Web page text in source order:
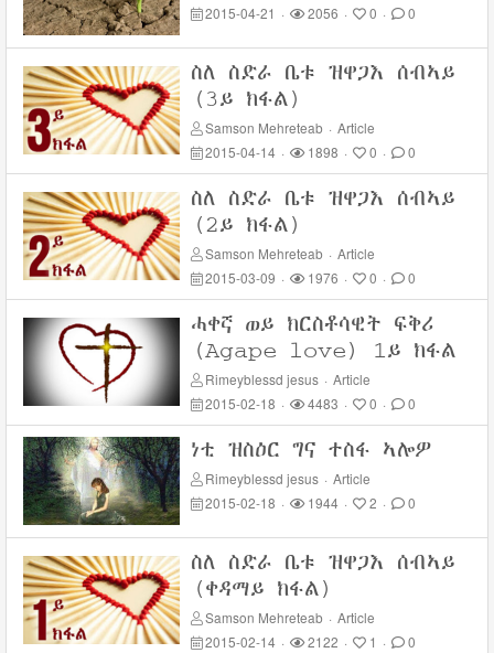
2015-04-21 · 2056 · 0 · 0
ስለ ስድራ ቤቱ ዝዋጋእ ሰብኣይ
(3ይ ክፋል)
Samson Mehreteab · Article
2015-04-14 · 1898 · 0 · 0
ስለ ስድራ ቤቱ ዝዋጋእ ሰብኣይ
(2ይ ክፋል)
Samson Mehreteab · Article
2015-03-09 · 1976 · 0 · 0
ሓቀኛ ወይ ክርስቶሳዊት ፍቅሪ
(Agape love) 1ይ ክፋል
Rimeyblessd jesus · Article
2015-02-18 · 4483 · 0 · 0
ነቲ ዝስዕር ግና ተስፋ ኣሎዎ
Rimeyblessd jesus · Article
2015-02-18 · 1944 · 2 · 0
ስለ ስድራ ቤቱ ዝዋጋእ ሰብኣይ
(ቀዳማይ ክፋል)
Samson Mehreteab · Article
2015-02-14 · 2122 · 1 · 0